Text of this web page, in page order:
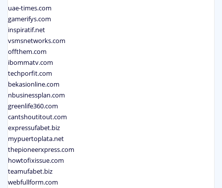
uae-times.com
gamerifys.com
inspiratif.net
vsmsnetworks.com
offthem.com
ibommatv.com
techporfit.com
bekasionline.com
nbusinessplan.com
greenlife360.com
cantshoutitout.com
expressufabet.biz
mypuertoplata.net
thepioneerxpress.com
howtofixissue.com
teamufabet.biz
webfullform.com